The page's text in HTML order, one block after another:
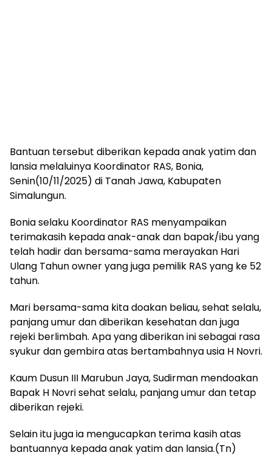
Bantuan tersebut diberikan kepada anak yatim dan
lansia melaluinya Koordinator RAS, Bonia,
Senin(10/11/2025) di Tanah Jawa, Kabupaten
Simalungun.
Bonia selaku Koordinator RAS menyampaikan
terimakasih kepada anak-anak dan bapak/ibu yang
telah hadir dan bersama-sama merayakan Hari
Ulang Tahun owner yang juga pemilik RAS yang ke 52
tahun.
Mari bersama-sama kita doakan beliau, sehat selalu,
panjang umur dan diberikan kesehatan dan juga
rejeki berlimbah. Apa yang diberikan ini sebagai rasa
syukur dan gembira atas bertambahnya usia H Novri.
Kaum Dusun III Marubun Jaya, Sudirman mendoakan
Bapak H Novri sehat selalu, panjang umur dan tetap
diberikan rejeki.
Selain itu juga ia mengucapkan terima kasih atas
bantuannya kepada anak yatim dan lansia.(Tn)